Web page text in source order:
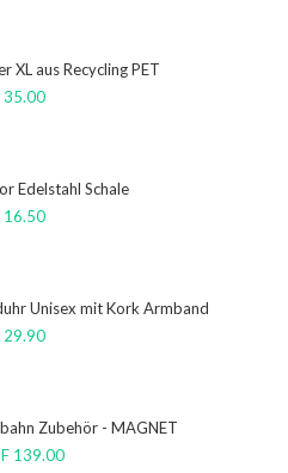
XL aus Recycling PET
35.00
Edelstahl Schale
16.50
Unisex mit Kork Armband
29.90
Zubehör - MAGNET
139.00